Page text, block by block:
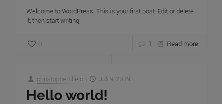
Welcome to WordPress. This is your first post. Edit or delete
it, then start writing!
0 1 Read more
christophertille on Juli 9, 2019
Hello world!